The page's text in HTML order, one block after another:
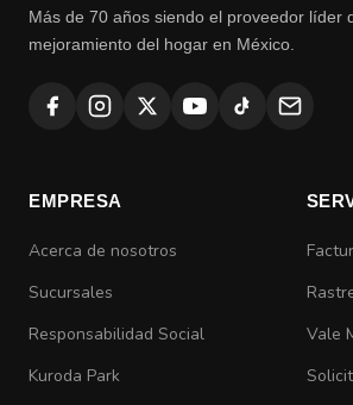
Más de 70 años siendo el proveedor líder
mejoramiento del hogar en México.
EMPRESA
Acerca de nosotros
Sucursales
Responsabilidad Social
Kuroda Park
Vale